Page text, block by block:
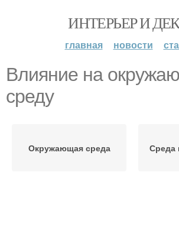
ИНТЕРЬЕР И
главная новости
Влияние на
среду
Окружающая среда Среда